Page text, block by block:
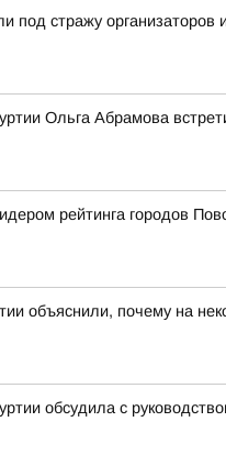
под стражу организаторов
Ольга Абрамова
рейтинга городов
объяснили, почему на
обсудила с